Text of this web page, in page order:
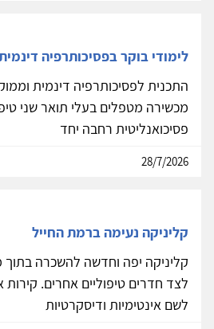
לימודי בוקר בפסיכותרפיה
התכנית לפסיכותרפיה דינמית
מכשירה מטפלים בעלי תואר שני
פסיכואנליטית רחבה יחד
28/7/2026
קליניקה נעימה ברמת החייל
קליניקה יפה וחדשה להשכרה בתוך
לצד חדרים טיפוליים אחרים. קירות
לשם אינטימיות ודיסקרטיות